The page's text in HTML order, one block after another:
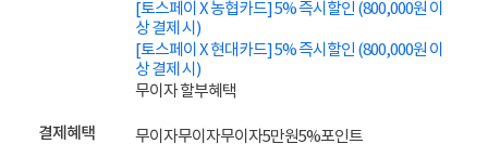
[토스페이 X 농협카드] 5% 즉시할인 (800,000원 이
상 결제 시)
[토스페이 X 현대카드] 5% 즉시할인 (800,000원 이
상 결제 시)
무이자 할부혜택
결제혜택 무이자무이자무이자5만원5%포인트